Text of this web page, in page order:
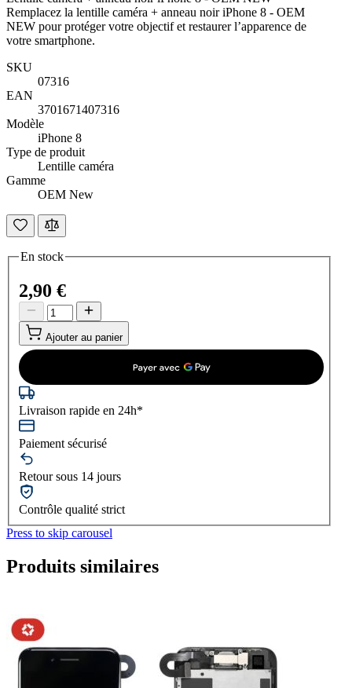
Remplacez la lentille caméra + anneau noir iPhone 8 - OEM
NEW pour protéger votre objectif et restaurer l’apparence de
votre smartphone.
SKU
07316
EAN
3701671407316
Modèle
iPhone 8
Type de produit
Lentille caméra
Gamme
OEM New
En stock
2,90 €
Ajouter au panier
Livraison rapide en 24h*
Paiement sécurisé
Retour sous 14 jours
Contrôle qualité strict
Press to skip carousel
Produits similaires